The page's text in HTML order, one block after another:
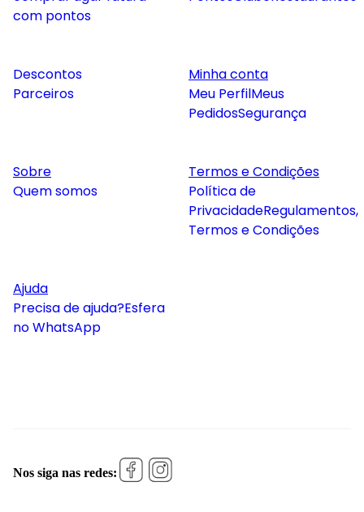
com pontos
Descontos
Parceiros
Minha conta
Meu PerfilMeus
PedidosSegurança
Sobre
Quem somos
Termos e Condições
Política de
PrivacidadeRegulamentos,
Termos e Condições
Ajuda
Precisa de ajuda?Esfera
no WhatsApp
Nos siga nas redes: